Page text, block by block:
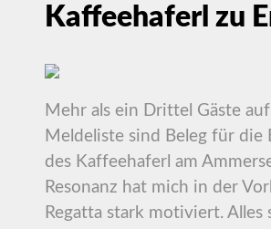
Kaffeehaferl zu
Mehr als ein Drittel Gäste
Meldeliste sind Beleg für die
des Kaffeehaferl am
Resonanz hat mich in der
Regatta stark motiviert.